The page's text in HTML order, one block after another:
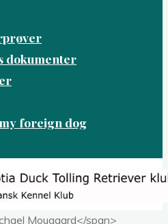
dokumenter
foreign dog